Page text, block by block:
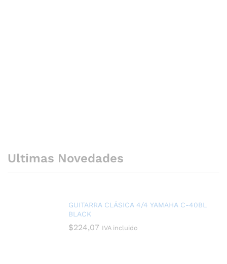
Ultimas Novedades
GUITARRA CLÁSICA 4/4 YAMAHA C-40BL
BLACK
$224,07 IVA incluido